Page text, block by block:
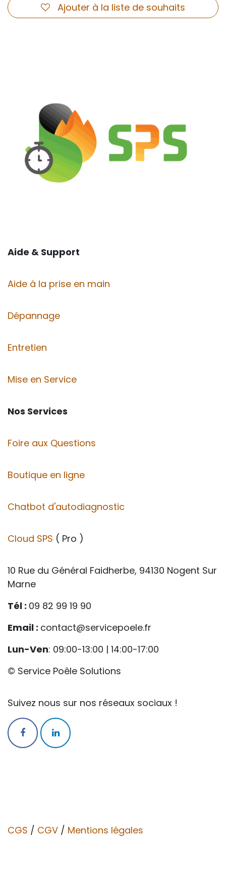
Ajouter à la liste de souhaits
Aide & Support
Aide à la prise en main
Dépannage
Entretien
Mise en Service
Nos Services
Foire aux Questions
Boutique en ligne
Chatbot d'autodiagnostic
Cloud SPS ( Pro )
10 Rue du Général Faidherbe, 94130 Nogent Sur
Marne
Tél : 09 82 99 19 90
Email : contact@servicepoele.fr
Lun-Ven: 09:00-13:00 | 14:00-17:00
© Service Poêle Solutions
Suivez nous sur nos réseaux sociaux !
CGS / CGV​​ / Mentions légales